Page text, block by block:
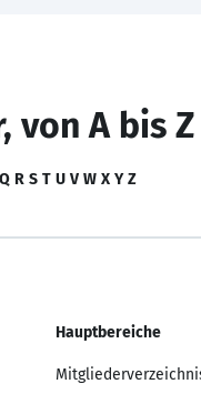
von A bis Z
Q R S T U V W X Y Z
Hauptbereiche